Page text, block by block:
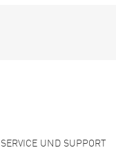
SERVICE UND SUPPORT